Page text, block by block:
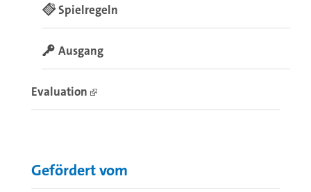
Spielregeln
Ausgang
Evaluation
Gefördert vom